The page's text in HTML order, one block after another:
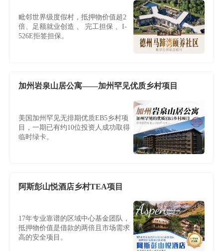
毗邻世界级度假村，抵押物价值超2
倍、足额就业创造 、 完工担保 、I-
526E拒签担保。
加州岩泉山居公寓——加州罕见优质乡村项目
美国加州罕见无排期优质EB5乡村项
目，一期已有约10位投资人成功取得
临时绿卡。
阿斯彭山悦酒店乡村TEA项目
17年专业靠谱的区域中心基金团队，
抵押物价值是借款的两倍且市场需求
高的安全项目。